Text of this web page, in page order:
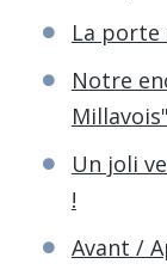
La porte
Notre
Un joli
!
Avant /